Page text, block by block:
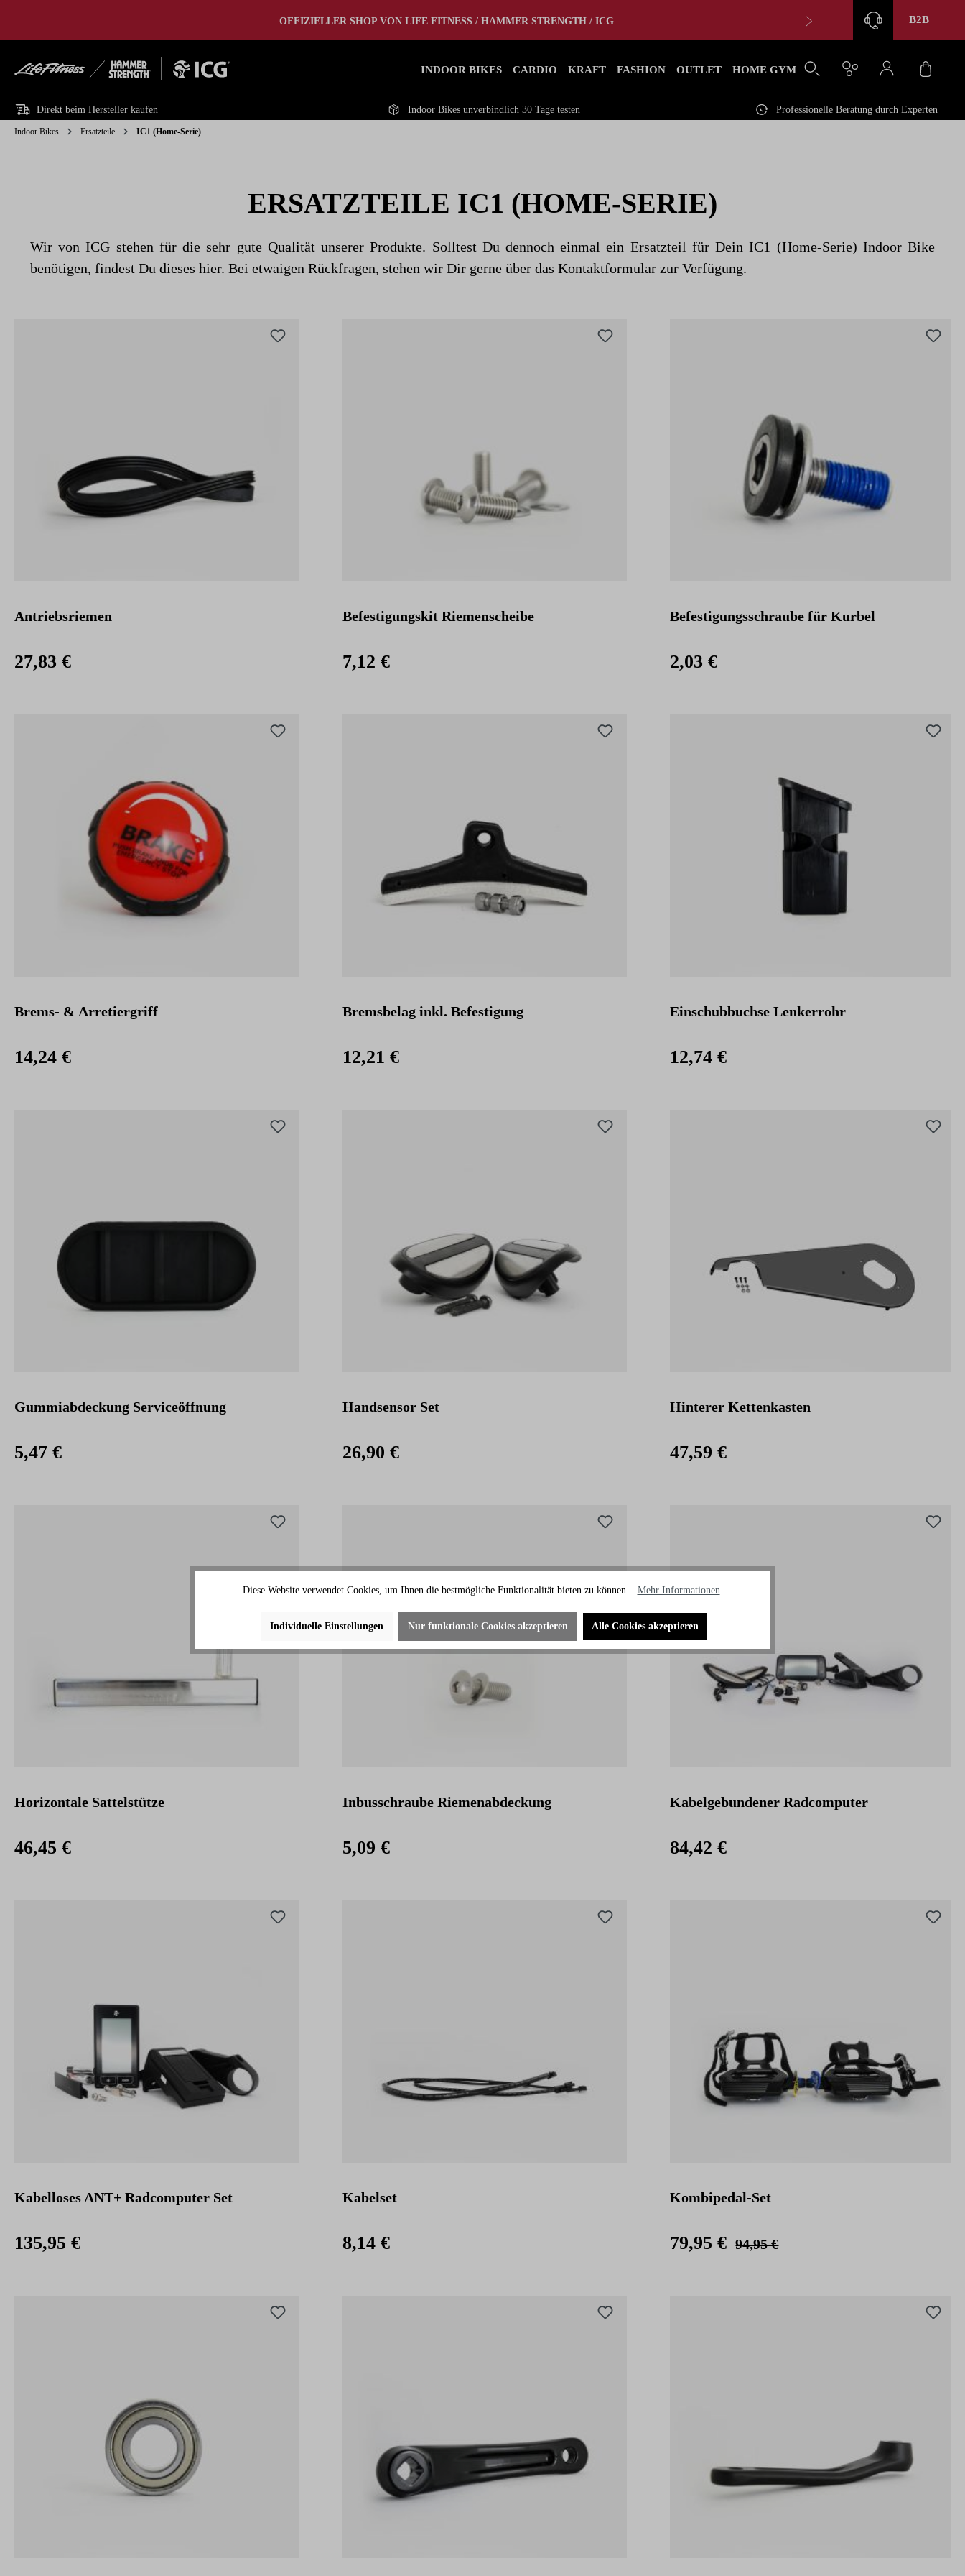
OFFIZIELLER SHOP VON LIFE FITNESS / HAMMER STRENGTH / ICG B2B
INDOOR BIKES CARDIO KRAFT FASHION OUTLET HOME GYM
Direkt beim Hersteller kaufen Indoor Bikes unverbindlich 30 Tage testen Professionelle Beratung durch Experten
Indoor Bikes Ersatzteile IC1 (Home-Serie)
ERSATZTEILE IC1 (HOME-SERIE)
Wir von ICG stehen für die sehr gute Qualität unserer Produkte. Solltest Du dennoch einmal ein Ersatzteil für Dein IC1 (Home-Serie) Indoor Bike
benötigen, findest Du dieses hier. Bei etwaigen Rückfragen, stehen wir Dir gerne über das Kontaktformular zur Verfügung.
Antriebsriemen
27,83 €
Befestigungskit Riemenscheibe
7,12 €
Befestigungsschraube für Kurbel
2,03 €
Brems- & Arretiergriff
14,24 €
Bremsbelag inkl. Befestigung
12,21 €
Einschubbuchse Lenkerrohr
12,74 €
Gummiabdeckung Serviceöffnung
5,47 €
Handsensor Set
26,90 €
Hinterer Kettenkasten
47,59 €
Horizontale Sattelstütze
46,45 €
Inbusschraube Riemenabdeckung
5,09 €
Kabelgebundener Radcomputer
84,42 €
Kabelloses ANT+ Radcomputer Set
135,95 €
Kabelset
8,14 €
Kombipedal-Set
79,95 € 94,95 €
Diese Website verwendet Cookies, um Ihnen die bestmögliche Funktionalität bieten zu können... Mehr Informationen.
Individuelle Einstellungen Nur funktionale Cookies akzeptieren Alle Cookies akzeptieren